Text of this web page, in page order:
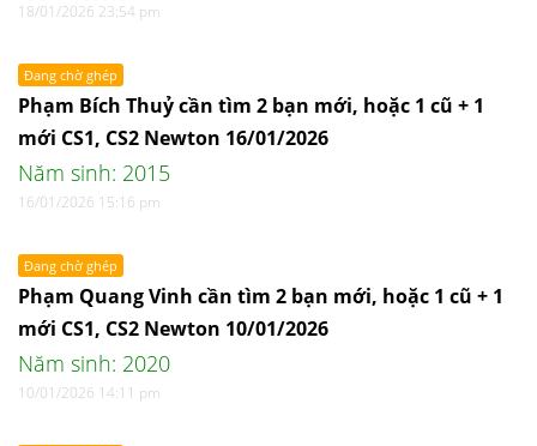
18/01/2026 23:54 pm
Đang chờ ghép
Phạm Bích Thuỷ cần tìm 2 bạn mới, hoặc 1 cũ + 1
mới CS1, CS2 Newton 16/01/2026
Năm sinh: 2015
16/01/2026 15:16 pm
Đang chờ ghép
Phạm Quang Vinh cần tìm 2 bạn mới, hoặc 1 cũ + 1
mới CS1, CS2 Newton 10/01/2026
Năm sinh: 2020
10/01/2026 14:11 pm